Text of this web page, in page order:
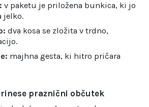
v paketu je priložena bunkica, ki jo
jelko.
dva kosa se zložita v trdno,
majhna gesta, ki hitro pričara
praznični občutek